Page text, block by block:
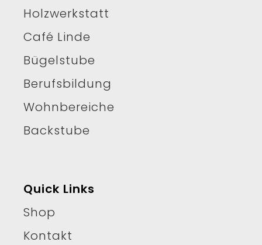
Holzwerkstatt
Café Linde
Bügelstube
Berufsbildung
Wohnbereiche
Backstube
Quick Links
Shop
Kontakt